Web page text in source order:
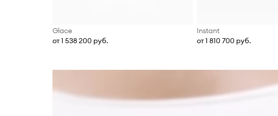
Glace
от 1 538 200 руб.
Instant
от 1 810 700 руб.